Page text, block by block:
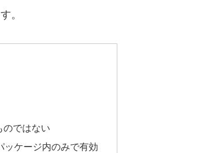
。
のではない
ッケージ内のみで有効